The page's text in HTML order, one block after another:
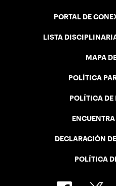
PORTAL DE
LISTA
MAPA
POLÍTICA
POLÍTICA DE
DECLARACIÓN
POLÍTICA